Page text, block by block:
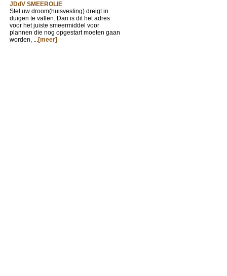
JDdV SMEEROLIE
Stel uw droom(huisvesting) dreigt in
duigen te vallen. Dan is dit het adres
voor het juiste smeermiddel voor
plannen die nog opgestart moeten gaan
worden, ...[meer]